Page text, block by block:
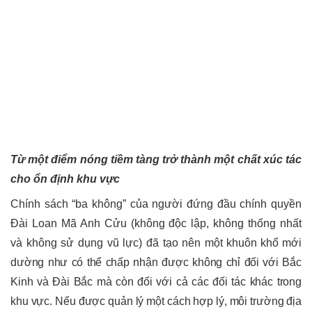
Từ một điểm nóng tiềm tàng trở thành một chất xúc tác
cho ổn định khu vực
Chính sách “ba không” của người đứng đầu chính quyền
Đài Loan Mã Anh Cửu (không độc lập, không thống nhất
và không sử dụng vũ lực) đã tạo nên một khuôn khổ mới
dường như có thể chấp nhận được không chỉ đối với Bắc
Kinh và Đài Bắc mà còn đối với cả các đối tác khác trong
khu vực. Nếu được quản lý một cách hợp lý, môi trường địa